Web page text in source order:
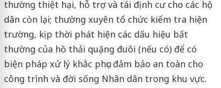
thường thiệt hại, hỗ trợ và tái định cư cho các hộ
dân còn lại; thường xuyên tổ chức kiểm tra hiện
trường, kịp thời phát hiện các dấu hiệu bất
thường của hồ thải quặng đuôi (nếu có) để có
biện pháp xử lý khắc phục đảm bảo an toàn cho
công trình và đời sống Nhân dân trong khu vực.